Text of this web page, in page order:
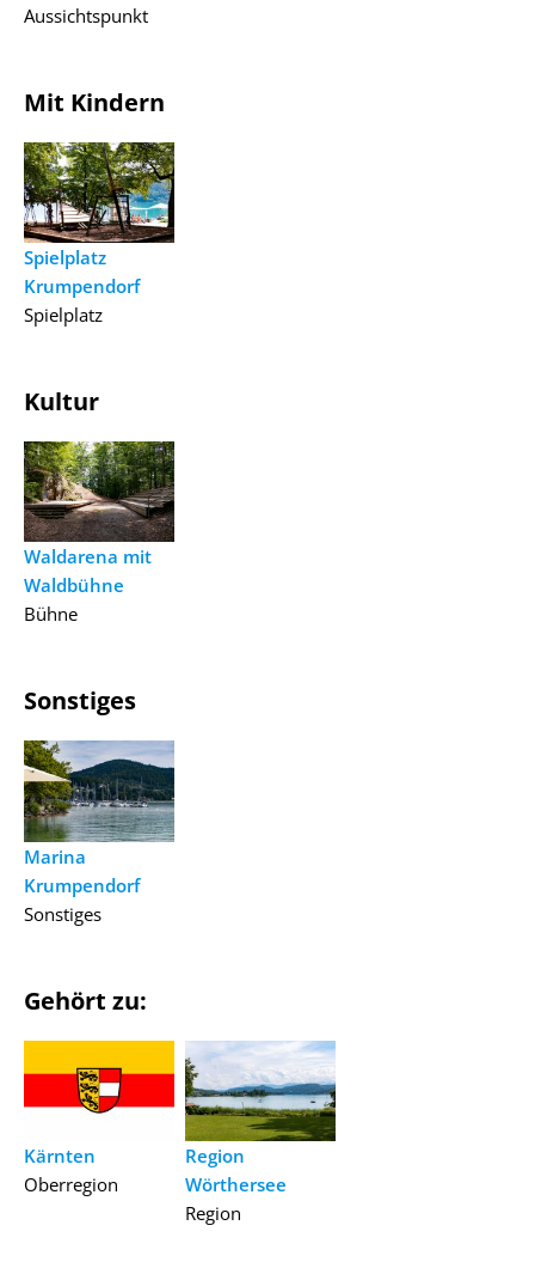
Aussichtspunkt
Mit Kindern
Spielplatz
Krumpendorf
Spielplatz
Kultur
Waldarena mit
Waldbühne
Bühne
Sonstiges
Marina
Krumpendorf
Sonstiges
Gehört zu:
Kärnten
Oberregion
Region
Wörthersee
Region